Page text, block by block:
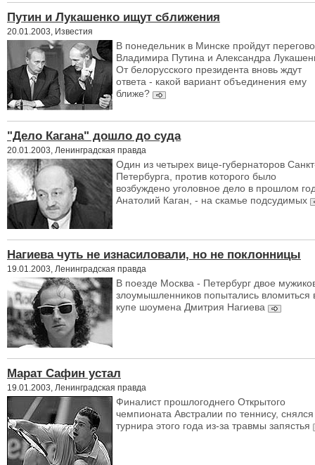
Путин и Лукашенко ищут сближения
20.01.2003, Известия
В понедельник в Минске пройдут
Владимира Путина и Александра
От белорусского президента вновь ждут
ответа - какой вариант объединения ему
ближе?
"Дело Кагана" дошло до суда
20.01.2003, Ленинградская правда
Один из четырех вице-губернаторов
Петербурга, против которого было
возбуждено уголовное дело в прошлом
Анатолий Каган, - на скамье подсудимых
Нагиева чуть не изнасиловали, но не поклонницы
19.01.2003, Ленинградская правда
В поезде Москва - Петербург двое
злоумышленников попытались вломиться
купе шоумена Дмитрия Нагиева
Марат Сафин устал
19.01.2003, Ленинградская правда
Финалист прошлогоднего Открытого
чемпионата Австралии по теннису, снялся
турнира этого года из-за травмы запястья